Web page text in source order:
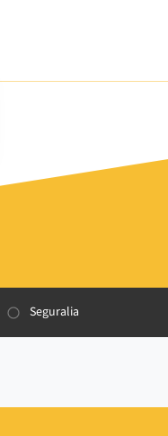
Seguralia